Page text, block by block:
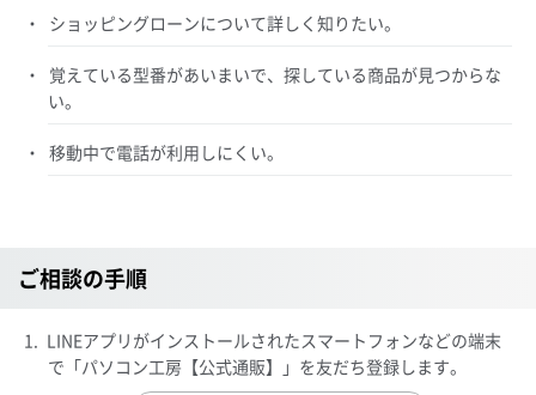
ショッピングローンについて詳しく知りたい。
覚えている型番があいまいで、探している商品が見つからな
い。
移動中で電話が利用しにくい。
ご相談の手順
LINEアプリがインストールされたスマートフォンなどの端末
で「パソコン工房【公式通販】」を友だち登録します。